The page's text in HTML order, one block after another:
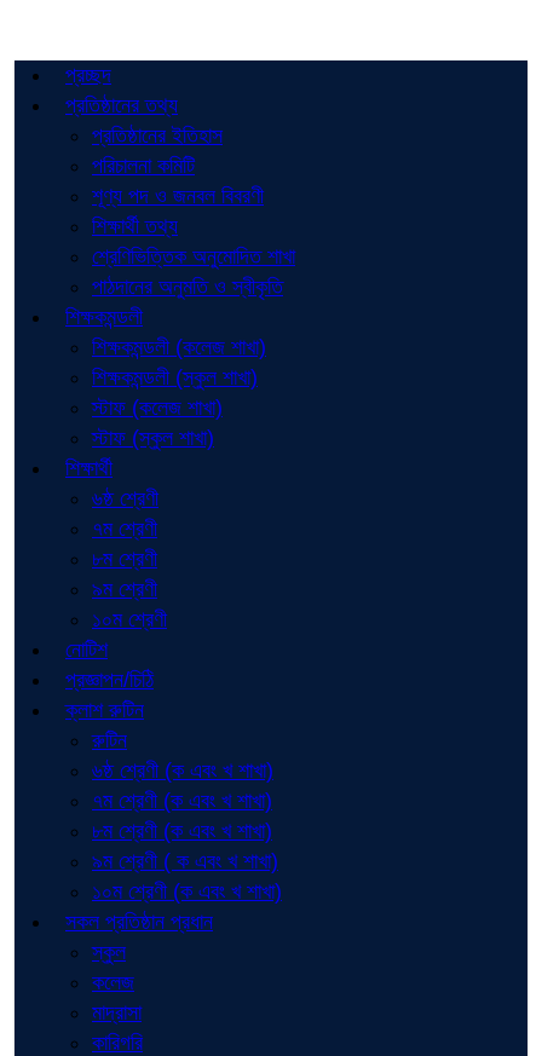
প্রচ্ছদ
প্রতিষ্ঠানের তথ্য
প্রতিষ্ঠানের ইতিহাস
পরিচালনা কমিটি
শূণ্য পদ ও জনবল বিবরণী
শিক্ষার্থী তথ্য
শ্রেণিভিত্তিক অনুমোদিত শাখা
পাঠদানের অনুমতি ও স্বীকৃতি
শিক্ষকমন্ডলী
শিক্ষকমন্ডলী (কলেজ শাখা)
শিক্ষকমন্ডলী (স্কুল শাখা)
স্টাফ (কলেজ শাখা)
স্টাফ (স্কুল শাখা)
শিক্ষার্থী
৬ষ্ঠ শ্রেণী
৭ম শ্রেণী
৮ম শ্রেণী
৯ম শ্রেণী
১০ম শ্রেণী
নোটিশ
প্রজ্ঞাপন/চিঠি
ক্লাশ রুটিন
রুটিন
৬ষ্ঠ শ্রেণী (ক এবং খ শাখা)
৭ম শ্রেণী (ক এবং খ শাখা)
৮ম শ্রেণী (ক এবং খ শাখা)
৯ম শ্রেণী ( ক এবং খ শাখা)
১০ম শ্রেণী (ক এবং খ শাখা)
সকল প্রতিষ্ঠান প্রধান
স্কুল
কলেজ
মাদ্রাসা
কারিগরি